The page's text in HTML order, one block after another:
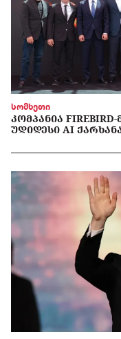
სომხეთი
ᲙᲝᲛᲞᲐᲜᲘᲐ
ᲣᲓᲘᲓᲔᲡᲘ AI